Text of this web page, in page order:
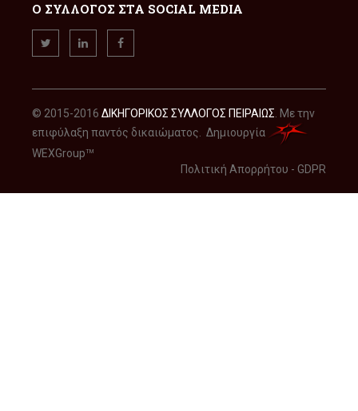
Ο ΣΥΛΛΟΓΟΣ ΣΤΑ SOCIAL MEDIA
© 2015-2016 ΔΙΚΗΓΟΡΙΚΟΣ ΣΥΛΛΟΓΟΣ ΠΕΙΡΑΙΩΣ . Με την
επιφύλαξη παντός δικαιώματος. Δημιουργία
WEXGroupTM
Πολιτική Απορρήτου - GDPR